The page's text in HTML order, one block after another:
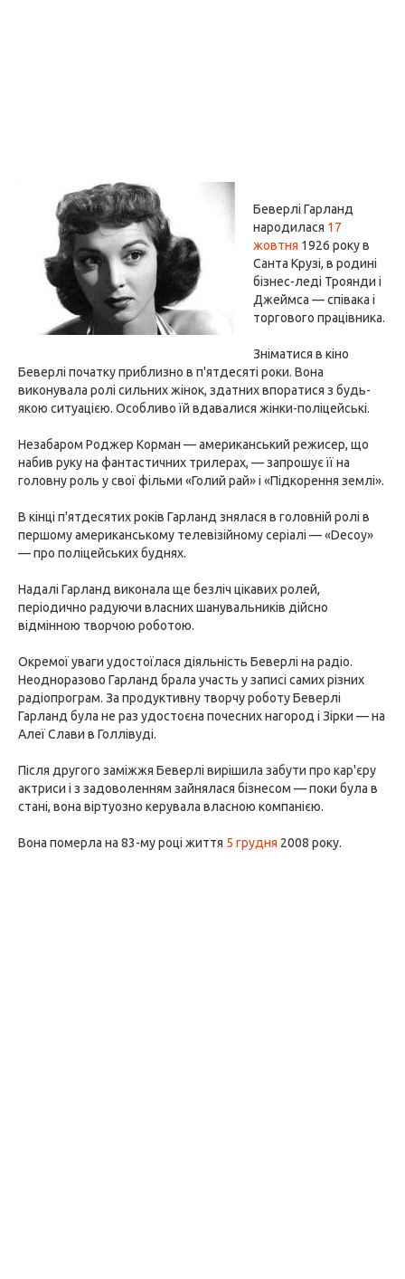
Беверлі Гарланд
народилася 17
жовтня 1926 року в
Санта Крузі, в родині
бізнес-леді Троянди і
Джеймса — співака і
торгового працівника.
Зніматися в кіно
Беверлі початку приблизно в п'ятдесяті роки. Вона
виконувала ролі сильних жінок, здатних впоратися з будь-
якою ситуацією. Особливо їй вдавалися жінки-поліцейські.
Незабаром Роджер Корман — американський режисер, що
набив руку на фантастичних трилерах, — запрошує її на
головну роль у свої фільми «Голий рай» і «Підкорення землі».
В кінці п'ятдесятих років Гарланд знялася в головній ролі в
першому американському телевізійному серіалі — «Decoy»
— про поліцейських буднях.
Надалі Гарланд виконала ще безліч цікавих ролей,
періодично радуючи власних шанувальників дійсно
відмінною творчою роботою.
Окремої уваги удостоїлася діяльність Беверлі на радіо.
Неодноразово Гарланд брала участь у записі самих різних
радіопрограм. За продуктивну творчу роботу Беверлі
Гарланд була не раз удостоєна почесних нагород і Зірки — на
Алеї Слави в Голлівуді.
Після другого заміжжя Беверлі вирішила забути про кар'єру
актриси і з задоволенням зайнялася бізнесом — поки була в
стані, вона віртуозно керувала власною компанією.
Вона померла на 83-му році життя 5 грудня 2008 року.